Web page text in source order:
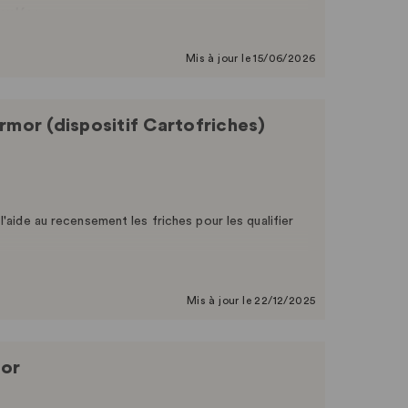
les modalités fixées par arrêté du 13 janvier
Mis à jour le 15/06/2026
(dispositif Cartofriches)
au recensement les friches pour les qualifier
et BASOL et d’observatoires locaux de qualité,
partielle et diffuse du fait de la diversité des
Mis à jour le 22/12/2025